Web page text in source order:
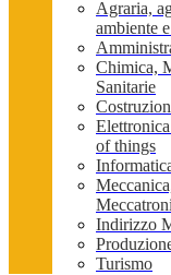
Agraria,
ambiente
Chimica,
Sanitarie
of things
Indirizzo
Turismo